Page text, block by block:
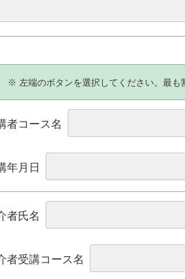
※ 左端のボタンを選択してください。最も
者コース名
年月日
者氏名
者受講コース名